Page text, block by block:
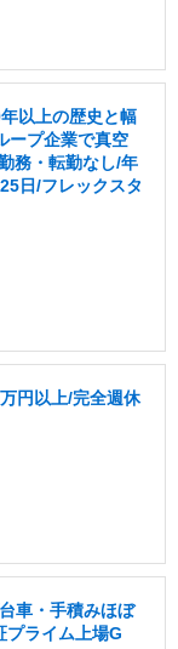
以上の歴史と幅
ープ企業で真空
務・転勤なし/年
日/フレックスタ
円以上/完全週休
車・手積みほぼ
プライム上場G